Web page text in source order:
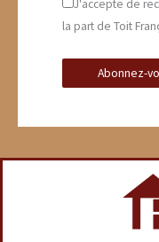
J'accepte de
la part de Toit